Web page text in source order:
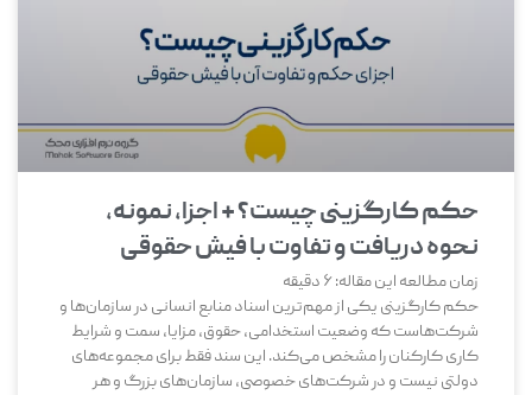
حکم کارگزینی چیست؟ + اجزا، نمونه،
نحوه دریافت و تفاوت با فیش حقوقی
زمان مطالعه این مقاله:6 دقیقه
حکم کارگزینی یکی از مهم‌ترین اسناد منابع انسانی در سازمان‌ها و
شرکت‌هاست که وضعیت استخدامی، حقوق، مزایا، سمت و شرایط
کاری کارکنان را مشخص می‌کند. این سند فقط برای مجموعه‌های
دولتی نیست و در شرکت‌های خصوصی، سازمان‌های بزرگ و هر